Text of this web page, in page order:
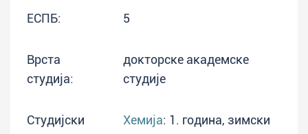
ЕСПБ: 5
Врста
студија:
докторске академске
студије
Студијски
Хемија: 1. година, зимски